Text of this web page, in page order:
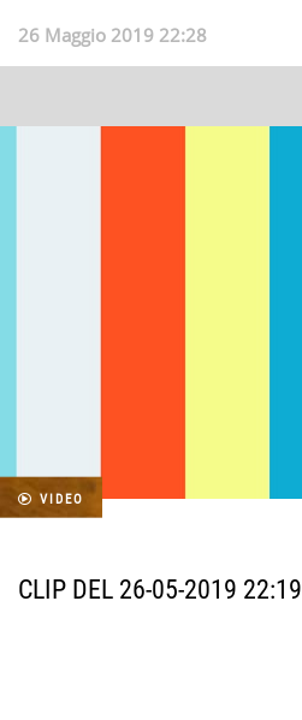
26 Maggio 2019 22:28
VIDEO
CLIP DEL 26-05-2019 22:19